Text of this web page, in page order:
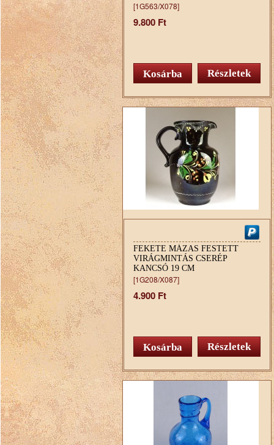
[1G563/X078]
9.800 Ft
Részletek
FEKETE MÁZAS FESTETT
VIRÁGMINTÁS CSERÉP
KANCSÓ 19 CM
[1G208/X087]
4.900 Ft
Részletek